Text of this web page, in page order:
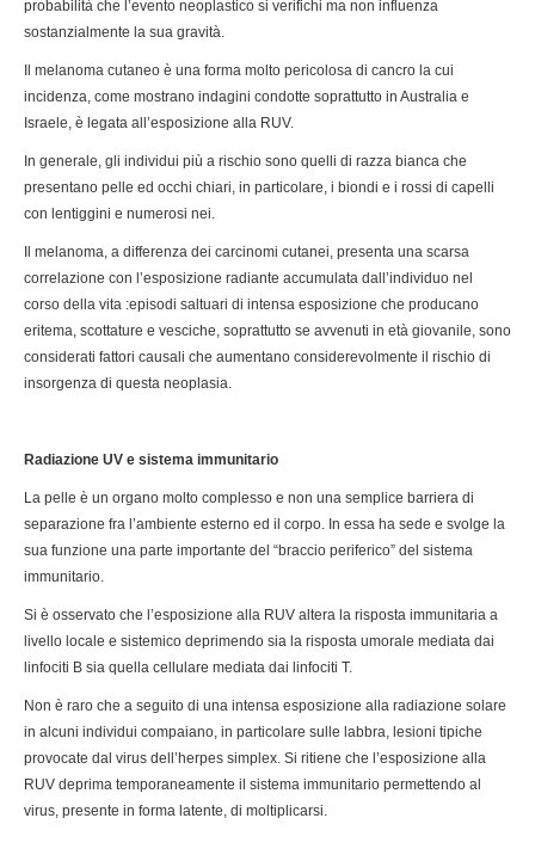
probabilità che l’evento neoplastico si verifichi ma non influenza
sostanzialmente la sua gravità.
Il melanoma cutaneo è una forma molto pericolosa di cancro la cui
incidenza, come mostrano indagini condotte soprattutto in Australia e
Israele, è legata all’esposizione alla RUV.
In generale, gli individui più a rischio sono quelli di razza bianca che
presentano pelle ed occhi chiari, in particolare, i biondi e i rossi di capelli
con lentiggini e numerosi nei.
Il melanoma, a differenza dei carcinomi cutanei, presenta una scarsa
correlazione con l’esposizione radiante accumulata dall’individuo nel
corso della vita :episodi saltuari di intensa esposizione che producano
eritema, scottature e vesciche, soprattutto se avvenuti in età giovanile, sono
considerati fattori causali che aumentano considerevolmente il rischio di
insorgenza di questa neoplasia.
Radiazione UV e sistema immunitario
La pelle è un organo molto complesso e non una semplice barriera di
separazione fra l’ambiente esterno ed il corpo. In essa ha sede e svolge la
sua funzione una parte importante del “braccio periferico” del sistema
immunitario.
Si è osservato che l’esposizione alla RUV altera la risposta immunitaria a
livello locale e sistemico deprimendo sia la risposta umorale mediata dai
linfociti B sia quella cellulare mediata dai linfociti T.
Non è raro che a seguito di una intensa esposizione alla radiazione solare
in alcuni individui compaiano, in particolare sulle labbra, lesioni tipiche
provocate dal virus dell’herpes simplex. Si ritiene che l’esposizione alla
RUV deprima temporaneamente il sistema immunitario permettendo al
virus, presente in forma latente, di moltiplicarsi.